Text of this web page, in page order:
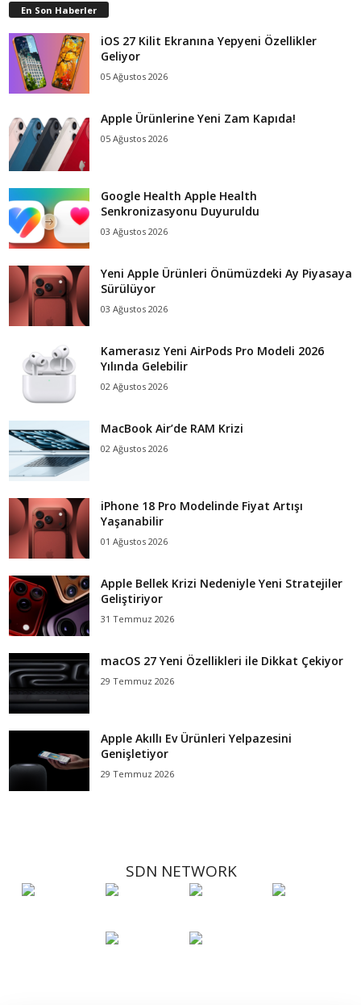
En Son Haberler
iOS 27 Kilit Ekranına Yepyeni Özellikler
Geliyor
05 Ağustos 2026
Apple Ürünlerine Yeni Zam Kapıda!
05 Ağustos 2026
Google Health Apple Health
Senkronizasyonu Duyuruldu
03 Ağustos 2026
Yeni Apple Ürünleri Önümüzdeki Ay Piyasaya
Sürülüyor
03 Ağustos 2026
Kamerasız Yeni AirPods Pro Modeli 2026
Yılında Gelebilir
02 Ağustos 2026
MacBook Air’de RAM Krizi
02 Ağustos 2026
iPhone 18 Pro Modelinde Fiyat Artışı
Yaşanabilir
01 Ağustos 2026
Apple Bellek Krizi Nedeniyle Yeni Stratejiler
Geliştiriyor
31 Temmuz 2026
macOS 27 Yeni Özellikleri ile Dikkat Çekiyor
29 Temmuz 2026
Apple Akıllı Ev Ürünleri Yelpazesini
Genişletiyor
29 Temmuz 2026
SDN NETWORK